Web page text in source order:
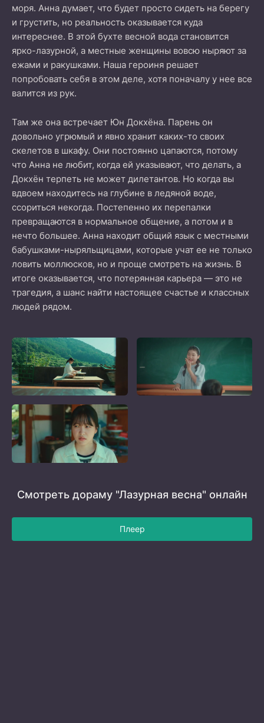
моря. Анна думает, что будет просто сидеть на берегу
и грустить, но реальность оказывается куда
интереснее. В этой бухте весной вода становится
ярко-лазурной, а местные женщины вовсю ныряют за
ежами и ракушками. Наша героиня решает
попробовать себя в этом деле, хотя поначалу у нее все
валится из рук.
Там же она встречает Юн Докхёна. Парень он
довольно угрюмый и явно хранит каких-то своих
скелетов в шкафу. Они постоянно цапаются, потому
что Анна не любит, когда ей указывают, что делать, а
Докхён терпеть не может дилетантов. Но когда вы
вдвоем находитесь на глубине в ледяной воде,
ссориться некогда. Постепенно их перепалки
превращаются в нормальное общение, а потом и в
нечто большее. Анна находит общий язык с местными
бабушками-ныряльщицами, которые учат ее не только
ловить моллюсков, но и проще смотреть на жизнь. В
итоге оказывается, что потерянная карьера — это не
трагедия, а шанс найти настоящее счастье и классных
людей рядом.
Смотреть дораму "Лазурная весна" онлайн
Плеер